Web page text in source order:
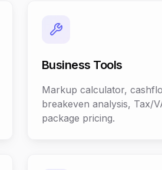
Business Tools
Markup calculator,
breakeven analysis, Tax/
package pricing.